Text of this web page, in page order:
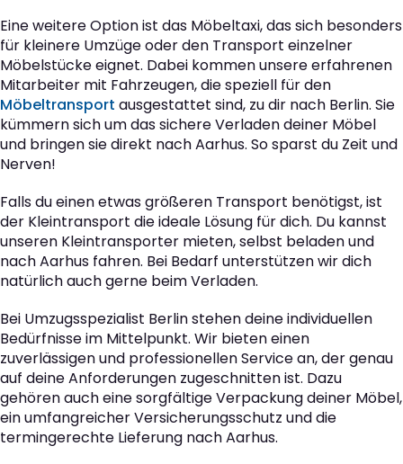
Eine weitere Option ist das Möbeltaxi, das sich besonders
für kleinere Umzüge oder den Transport einzelner
Möbelstücke eignet. Dabei kommen unsere erfahrenen
Mitarbeiter mit Fahrzeugen, die speziell für den
Möbeltransport ausgestattet sind, zu dir nach Berlin. Sie
kümmern sich um das sichere Verladen deiner Möbel
und bringen sie direkt nach Aarhus. So sparst du Zeit und
Nerven!
Falls du einen etwas größeren Transport benötigst, ist
der Kleintransport die ideale Lösung für dich. Du kannst
unseren Kleintransporter mieten, selbst beladen und
nach Aarhus fahren. Bei Bedarf unterstützen wir dich
natürlich auch gerne beim Verladen.
Bei Umzugsspezialist Berlin stehen deine individuellen
Bedürfnisse im Mittelpunkt. Wir bieten einen
zuverlässigen und professionellen Service an, der genau
auf deine Anforderungen zugeschnitten ist. Dazu
gehören auch eine sorgfältige Verpackung deiner Möbel,
ein umfangreicher Versicherungsschutz und die
termingerechte Lieferung nach Aarhus.